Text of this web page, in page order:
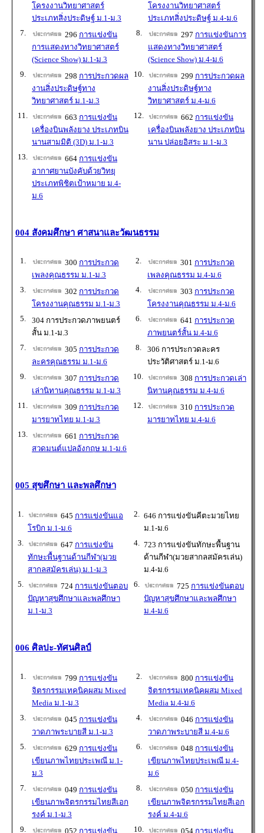
โครงงานวิทยาศาสตร์
ประเภทสิ่งประดิษฐ์ ม.1-ม.3
โครงงานวิทยาศาสตร์
ประเภทสิ่งประดิษฐ์ ม.4-ม.6
7.
296 การแข่งขัน
การแสดงทางวิทยาศาสตร์
(Science Show) ม.1-ม.3
8. 297 การแข่งขันการ
แสดงทางวิทยาศาสตร์
(Science Show) ม.4-ม.6
9.
298 การประกวดผล
งานสิ่งประดิษฐ์ทาง
วิทยาศาสตร์ ม.1-ม.3
10. 299 การประกวดผล
งานสิ่งประดิษฐ์ทาง
วิทยาศาสตร์ ม.4-ม.6
11.
663 การแข่งขัน
เครื่องบินพลังยาง ประเภทบิน
นานสามมิติ (3D) ม.1-ม.3
12. 662 การแข่งขัน
เครื่องบินพลังยาง ประเภทบิน
นาน ปล่อยอิสระ ม.1-ม.3
13.
664 การแข่งขัน
อากาศยานบังคับด้วยวิทยุ
ประเภทพิชิตเป้าหมาย ม.4-
ม.6
004 สังคมศึกษา ศาสนาและวัฒนธรรม
1. 300 การประกวด
เพลงคุณธรรม ม.1-ม.3
2. 301 การประกวด
เพลงคุณธรรม ม.4-ม.6
3.
302 การประกวด
โครงงานคุณธรรม ม.1-ม.3
4. 303 การประกวด
โครงงานคุณธรรม ม.4-ม.6
5.
304 การประกวดภาพยนตร์
สั้น ม.1-ม.3
6. 641 การประกวด
ภาพยนตร์สั้น ม.4-ม.6
7.
305 การประกวด
ละครคุณธรรม ม.1-ม.6
8.
306 การประกวดละคร
ประวัติศาสตร์ ม.1-ม.6
9.
307 การประกวด
เล่านิทานคุณธรรม ม.1-ม.3
10. 308 การประกวดเล่า
นิทานคุณธรรม ม.4-ม.6
11.
309 การประกวด
มารยาทไทย ม.1-ม.3
12. 310 การประกวด
มารยาทไทย ม.4-ม.6
13.
661 การประกวด
สวดมนต์แปลอังกฤษ ม.1-ม.6
005 สุขศึกษา และพลศึกษา
1. 645 การแข่งขันแอ
โรบิก ม.1-ม.6
2. 646 การแข่งขันคีตะมวยไทย
ม.1-ม.6
3.
647 การแข่งขัน
ทักษะพื้นฐานด้านกีฬา(มวย
สากลสมัครเล่น) ม.1-ม.3
4. 723 การแข่งขันทักษะพื้นฐาน
ด้านกีฬา(มวยสากลสมัครเล่น)
ม.4-ม.6
5.
724 การแข่งขันตอบ
ปัญหาสุขศึกษาและพลศึกษา
ม.1-ม.3
6. 725 การแข่งขันตอบ
ปัญหาสุขศึกษาและพลศึกษา
ม.4-ม.6
006 ศิลปะ-ทัศนศิลป์
1. 799 การแข่งขัน
จิตรกรรมเทคนิคผสม Mixed
Media ม.1-ม.3
2. 800 การแข่งขัน
จิตรกรรมเทคนิคผสม Mixed
Media ม.4-ม.6
3.
045 การแข่งขัน
วาดภาพระบายสี ม.1-ม.3
4. 046 การแข่งขัน
วาดภาพระบายสี ม.4-ม.6
5.
629 การแข่งขัน
เขียนภาพไทยประเพณี ม.1-
ม.3
6. 048 การแข่งขัน
เขียนภาพไทยประเพณี ม.4-
ม.6
7.
049 การแข่งขัน
เขียนภาพจิตรกรรมไทยสีเอก
รงค์ ม.1-ม.3
8. 050 การแข่งขัน
เขียนภาพจิตรกรรมไทยสีเอก
รงค์ ม.4-ม.6
9.
052 การแข่งขัน 10. 054 การแข่งขัน